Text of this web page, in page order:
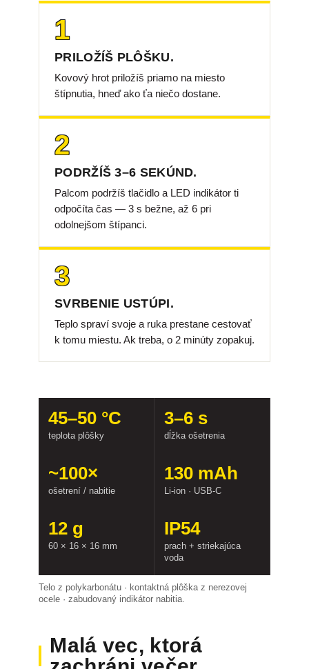
1
PRILOŽÍŠ PLÔŠKU.
Kovový hrot priložíš priamo na miesto
štípnutia, hneď ako ťa niečo dostane.
2
PODRŽÍŠ 3–6 SEKÚND.
Palcom podržíš tlačidlo a LED indikátor ti
odpočíta čas — 3 s bežne, až 6 pri
odolnejšom štípanci.
3
SVRBENIE USTÚPI.
Teplo spraví svoje a ruka prestane cestovať
k tomu miestu. Ak treba, o 2 minúty zopakuj.
45–50 °C
teplota plôšky
3–6 s
dĺžka ošetrenia
~100×
ošetrení / nabitie
130 mAh
Li-ion · USB-C
12 g
60 × 16 × 16 mm
IP54
prach + striekajúca
voda
Telo z polykarbonátu · kontaktná plôška z nerezovej
ocele · zabudovaný indikátor nabitia.
Malá vec, ktorá